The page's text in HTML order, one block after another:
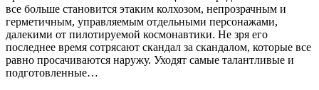
все больше становится этаким колхозом, непрозрачным и
герметичным, управляемым отдельными персонажами,
далекими от пилотируемой космонавтики. Не зря его
последнее время сотрясают скандал за скандалом, которые все
равно просачиваются наружу. Уходят самые талантливые и
подготовленные…